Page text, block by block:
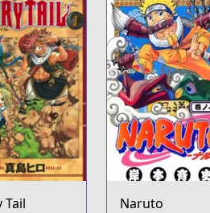
Tail Naruto